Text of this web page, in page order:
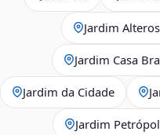
Jardim
Jardim Casa
Jardim da Cidade
Jardim